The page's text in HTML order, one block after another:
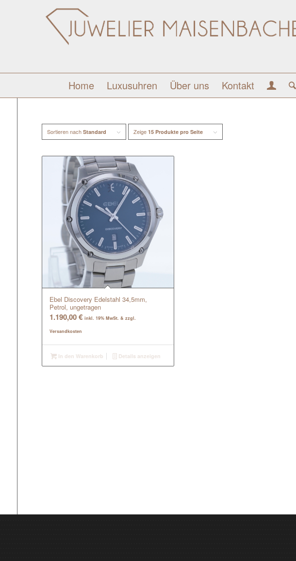
Home Luxusuhren Über uns Kontakt
Sortieren nachStandard Zeige15 Produkte pro Seite
Ebel Discovery Edelstahl 34,5mm,
Petrol, ungetragen
1.190,00€ inkl. 19% MwSt. & zzgl.
Versandkosten
In den Warenkorb Details anzeigen